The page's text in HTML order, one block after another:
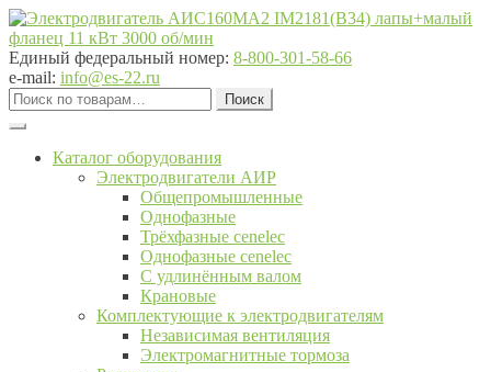
Перейти
к
навигации
Перейти
к
содержимому
Единый федеральный номер: 8-800-301-58-66
e-mail: info@es-22.ru
Искать:
Поиск
Каталог оборудования
Электродвигатели АИР
Общепромышленные
Однофазные
Трёхфазные cenelec
Однофазные cenelec
С удлинённым валом
Крановые
Комплектующие к электродвигателям
Независимая вентиляция
Электромагнитные тормоза